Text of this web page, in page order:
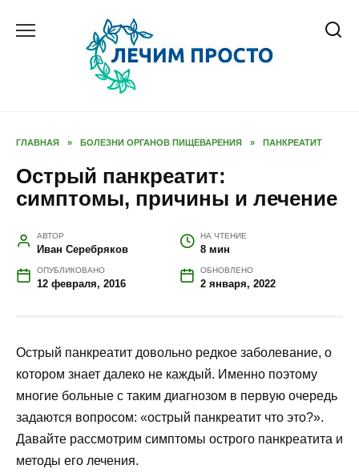
ГЛАВНАЯ » БОЛЕЗНИ ОРГАНОВ ПИЩЕВАРЕНИЯ » ПАНКРЕАТИТ
Острый панкреатит:
симптомы, причины и лечение
АВТОР
Иван Серебряков
НА ЧТЕНИЕ
8 мин
ОПУБЛИКОВАНО
12 февраля, 2016
ОБНОВЛЕНО
2 января, 2022
Острый панкреатит довольно редкое заболевание, о
котором знает далеко не каждый. Именно поэтому
многие больные с таким диагнозом в первую очередь
задаются вопросом: «острый панкреатит что это?».
Давайте рассмотрим симптомы острого панкреатита и
методы его лечения.